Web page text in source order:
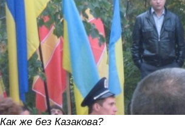
Как же без Казакова?